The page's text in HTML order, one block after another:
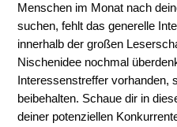
Menschen im Monat nach
suchen, fehlt das generelle
innerhalb der großen
Nischenidee nochmal
Interessenstreffer vorhanden,
beibehalten. Schaue dir in
deiner potenziellen